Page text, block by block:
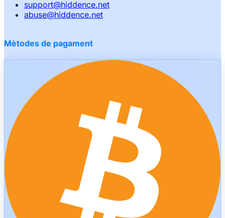
support@hiddence.net
abuse@hiddence.net
Mètodes de pagament